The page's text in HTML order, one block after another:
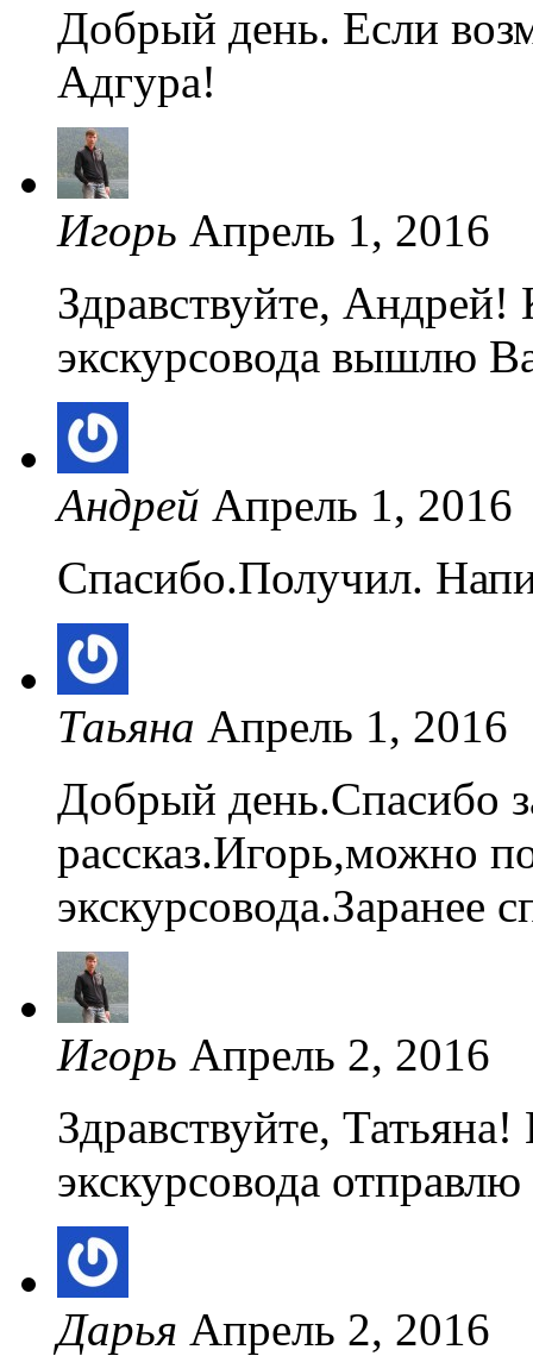
Добрый день. Если
Адгура!
Игорь Апрель 1, 2016
Здравствуйте, Андрей!
экскурсовода вышлю
Андрей Апрель 1, 2016
Спасибо.Получил.
Таьяна Апрель 1, 2016
Добрый день.Спасибо
рассказ.Игорь,можно
экскурсовода.Заранее
Игорь Апрель 2, 2016
Здравствуйте,
экскурсовода
Дарья Апрель 2, 2016